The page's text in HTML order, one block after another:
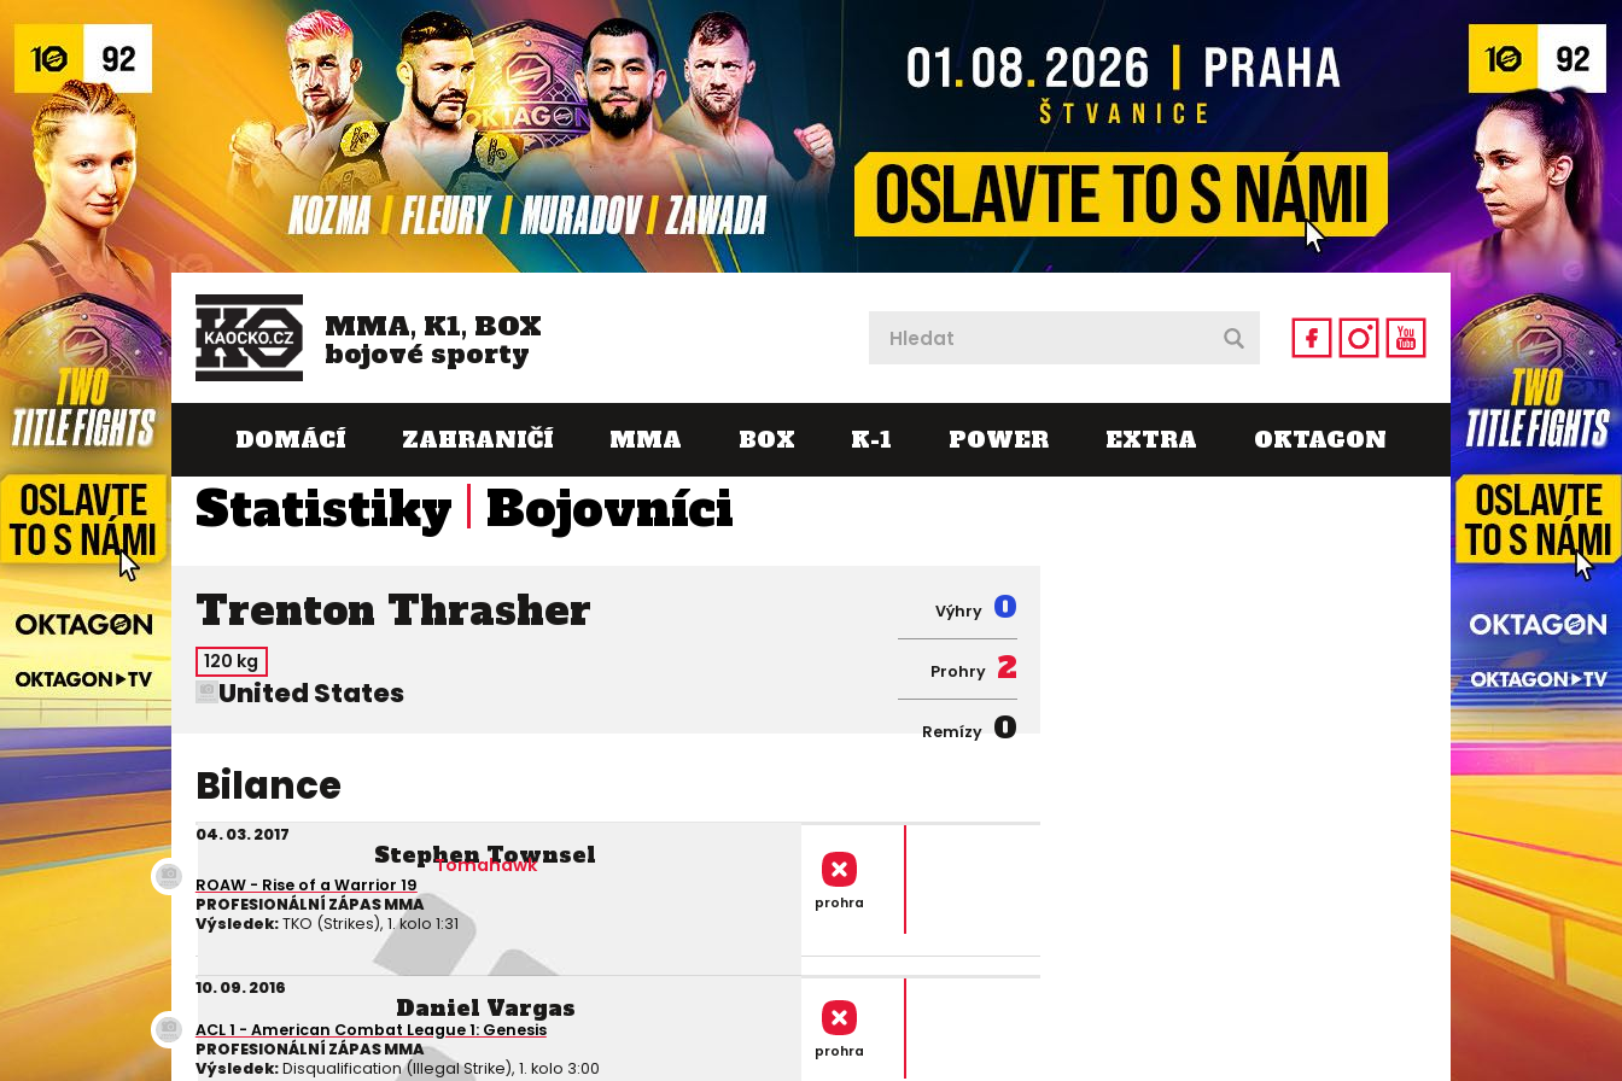
MMA, K1, BOX
bojové sporty
DOMÁCÍ ZAHRANIČÍ MMA BOX K-1 POWER EXTRA OKTAGON
Statistiky Bojovníci
Trenton Thrasher
120 kg
United States
Výhry 0
Prohry 2
Remízy 0
Bilance
04. 03. 2017
Stephen Townsel
Tomahawk
ROAW - Rise of a Warrior 19
PROFESIONÁLNÍ ZÁPAS MMA
Výsledek:TKO (Strikes), 1. kolo 1:31
prohra
10. 09. 2016
Daniel Vargas
ACL 1 - American Combat League 1: Genesis
PROFESIONÁLNÍ ZÁPAS MMA
Výsledek:Disqualification (Illegal Strike), 1. kolo 3:00
prohra